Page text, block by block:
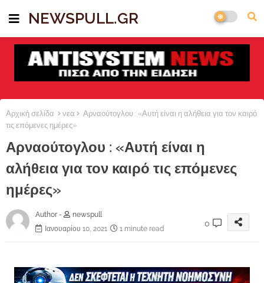
NEWSPULL.GR
Αρχική σελίδα νεα
Αρναούτογλου : «Αυτή είναι η αλήθεια για τον καιρό
τις επόμενες ημέρες»
Αρναούτογλου : «Αυτή είναι η
αλήθεια για τον καιρό τις επόμενες
ημέρες»
Author -
newspull
Ιανουαρίου 10, 2021
1 minute read
0